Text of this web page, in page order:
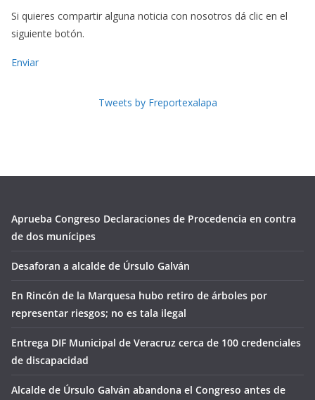
Si quieres compartir alguna noticia con nosotros dá clic en el
siguiente botón.
Enviar
Tweets by Freportexalapa
Aprueba Congreso Declaraciones de Procedencia en contra
de dos munícipes
Desaforan a alcalde de Úrsulo Galván
En Rincón de la Marquesa hubo retiro de árboles por
representar riesgos; no es tala ilegal
Entrega DIF Municipal de Veracruz cerca de 100 credenciales
de discapacidad
Alcalde de Úrsulo Galván abandona el Congreso antes de